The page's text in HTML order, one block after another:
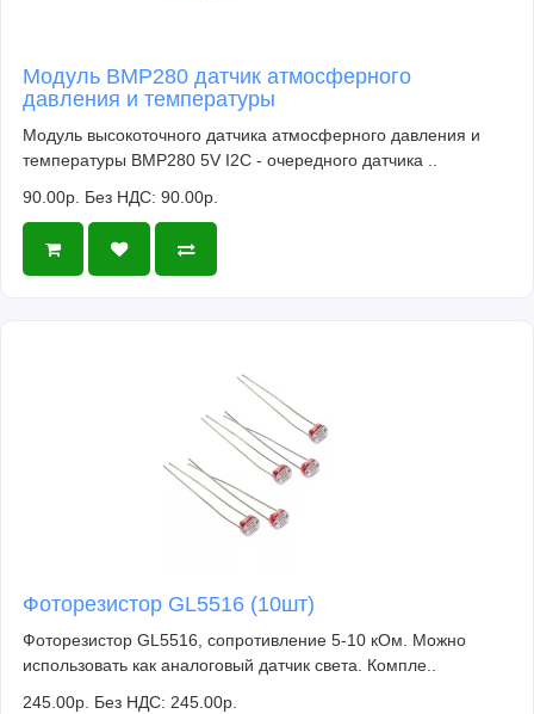
Модуль BMP280 датчик атмосферного
давления и температуры
Модуль высокоточного датчика атмосферного давления и
температуры BMP280 5V I2C - очередного датчика ..
90.00р. Без НДС: 90.00р.
Фоторезистор GL5516 (10шт)
Фоторезистор GL5516, сопротивление 5-10 кОм. Можно
использовать как аналоговый датчик света. Компле..
245.00р. Без НДС: 245.00р.